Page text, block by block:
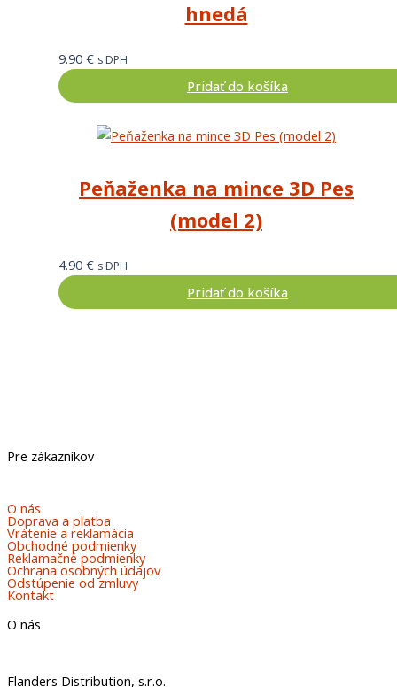
hnedá
9.90 € s DPH
Pridať do košíka
Peňaženka na mince 3D Pes
(model 2)
4.90 € s DPH
Pridať do košíka
Pre zákazníkov
O nás
Doprava a platba
Vrátenie a reklamácia
Obchodné podmienky
Reklamačné podmienky
Ochrana osobných údajov
Odstúpenie od zmluvy
Kontakt
O nás
Flanders Distribution, s.r.o.